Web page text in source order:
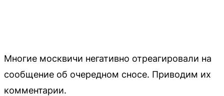
Многие москвичи негативно отреагировали на
сообщение об очередном сносе. Приводим их
комментарии.